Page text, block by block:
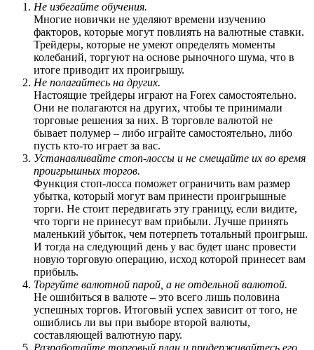
Не избегайте обучения.
Многие новички не уделяют времени изучению
факторов, которые могут повлиять на валютные ставки.
Трейдеры, которые не умеют определять моменты
колебаний, торгуют на основе рыночного шума, что в
итоге приводит их проигрышу.
Не полагайтесь на других.
Настоящие трейдеры играют на Forex самостоятельно.
Они не полагаются на других, чтобы те принимали
торговые решения за них. В торговле валютой не
бывает полумер – либо играйте самостоятельно, либо
пусть кто-то играет за вас.
Устанавливайте стоп-лоссы и не смещайте их во время
проигрышных торгов.
Функция стоп-лосса поможет ограничить вам размер
убытка, который могут вам принести проигрышные
торги. Не стоит передвигать эту границу, если видите,
что торги не принесут вам прибыли. Лучше принять
маленький убыток, чем потерпеть тотальный проигрыш.
И тогда на следующий день у вас будет шанс провести
новую торговую операцию, исход которой принесет вам
прибыль.
Торгуйте валютной парой, а не отдельной валютой.
Не ошибиться в валюте – это всего лишь половина
успешных торгов. Итоговый успех зависит от того, не
ошиблись ли вы при выборе второй валюты,
составляющей валютную пару.